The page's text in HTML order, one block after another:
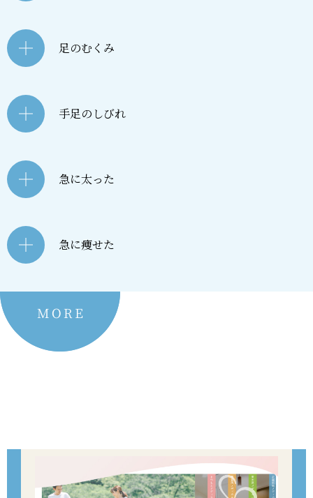
足のむくみ
手足のしびれ
急に太った
急に痩せた